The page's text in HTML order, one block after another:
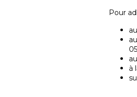
Pour
à